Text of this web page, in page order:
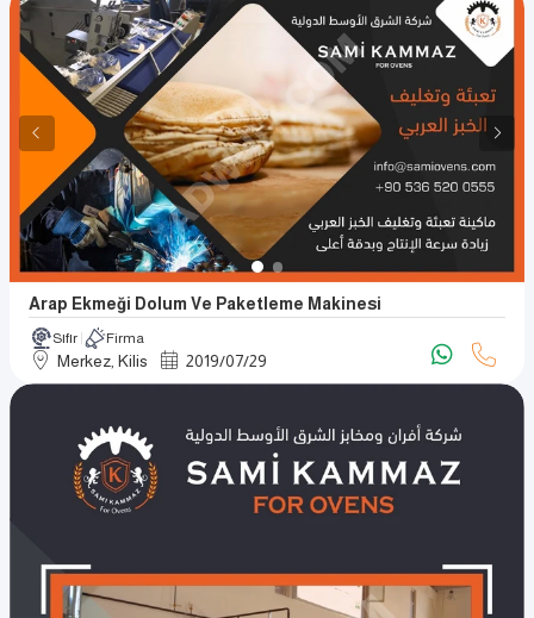
Arap Ekmeği Dolum Ve Paketleme Makinesi
Sıfır Firma
Merkez, Kilis 2019/07/29